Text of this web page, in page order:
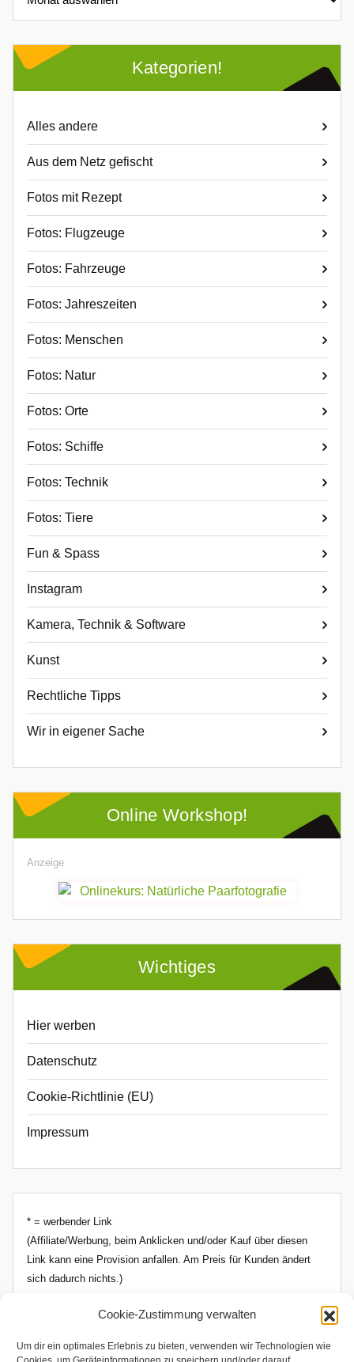
Cookie-Zustimmung verwalten
Um dir ein optimales Erlebnis zu bieten, verwenden wir Technologien wie
Kategorien!
Alles andere
Aus dem Netz gefischt
Fotos mit Rezept
Fotos: Flugzeuge
Fotos: Fahrzeuge
Fotos: Jahreszeiten
Fotos: Menschen
Fotos: Natur
Fotos: Orte
Fotos: Schiffe
Fotos: Technik
Fotos: Tiere
Fun & Spass
Instagram
Kamera, Technik & Software
Kunst
Rechtliche Tipps
Wir in eigener Sache
Online Workshop!
Anzeige
Wichtiges
Hier werben
Datenschutz
Cookie-Richtlinie (EU)
Impressum
* = werbender Link
(Affiliate/Werbung, beim Anklicken und/oder Kauf über diesen
Link kann eine Provision anfallen. Am Preis für Kunden ändert
sich dadurch nichts.)